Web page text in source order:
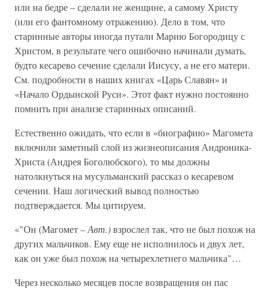
или на бедре – сделали не женщине, а самому Христу
(или его фантомному отражению). Дело в том, что
старинные авторы иногда путали Марию Богородицу с
Христом, в результате чего ошибочно начинали думать,
будто кесарево сечение сделали Иисусу, а не его матери.
См. подробности в наших книгах «Царь Славян» и
«Начало Ордынской Руси». Этот факт нужно постоянно
помнить при анализе старинных описаний.
Естественно ожидать, что если в «биографию» Магомета
включили заметный слой из жизнеописания Андроника-
Христа (Андрея Боголюбского), то мы должны
натолкнуться на мусульманский рассказ о кесаревом
сечении. Наш логический вывод полностью
подтверждается. Мы цитируем.
«"Он (Магомет –Авт.)взрослел так, что не был похож на
других мальчиков. Ему еще не исполнилось и двух лет,
как он уже был похож на четырехлетнего мальчика"…
Через несколько месяцев после возвращения он пас